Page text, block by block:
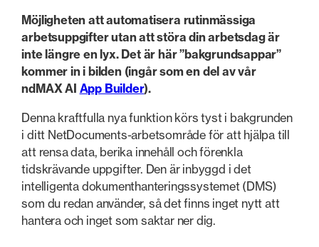
Möjligheten att automatisera rutinmässiga
arbetsuppgifter utan att störa din arbetsdag är
inte längre en lyx. Det är här ”bakgrundsappar”
kommer in i bilden (ingår som en del av vår
ndMAX AI App Builder).
Denna kraftfulla nya funktion körs tyst i bakgrunden
i ditt NetDocuments-arbetsområde för att hjälpa till
att rensa data, berika innehåll och förenkla
tidskrävande uppgifter. Den är inbyggd i det
intelligenta dokumenthanteringssystemet (DMS)
som du redan använder, så det finns inget nytt att
hantera och inget som saktar ner dig.